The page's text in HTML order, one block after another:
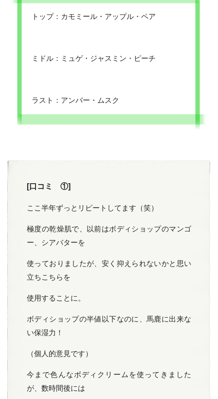
トップ：カモミール・アップル・ペア
ミドル：ミュゲ・ジャスミン・ピーチ
ラスト：アンバー・ムスク
[口コミ ①]
ここ半年ずっとリピートしてます（笑）
極度の乾燥肌で、以前はボディショップのマンゴ
ー、シアバターを
使っておりましたが、安く抑えられないかと思い
立ちこちらを
使用することに。
ボディショップの半値以下なのに、馬鹿に出来な
い保湿力！
（個人的意見です）
今まで色んなボディクリームを使ってきました
が、数時間後には